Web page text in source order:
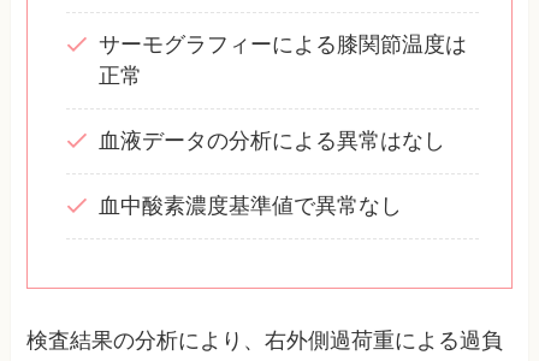
サーモグラフィーによる膝関節温度は
正常
血液データの分析による異常はなし
血中酸素濃度基準値で異常なし
検査結果の分析により、右外側過荷重による過負